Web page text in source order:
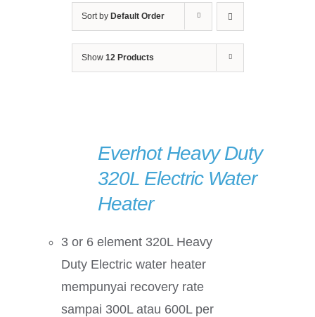
Sort by Default Order
Show 12 Products
Everhot Heavy Duty
320L Electric Water
Heater
3 or 6 element 320L Heavy
Duty Electric water heater
mempunyai recovery rate
sampai 300L atau 600L per